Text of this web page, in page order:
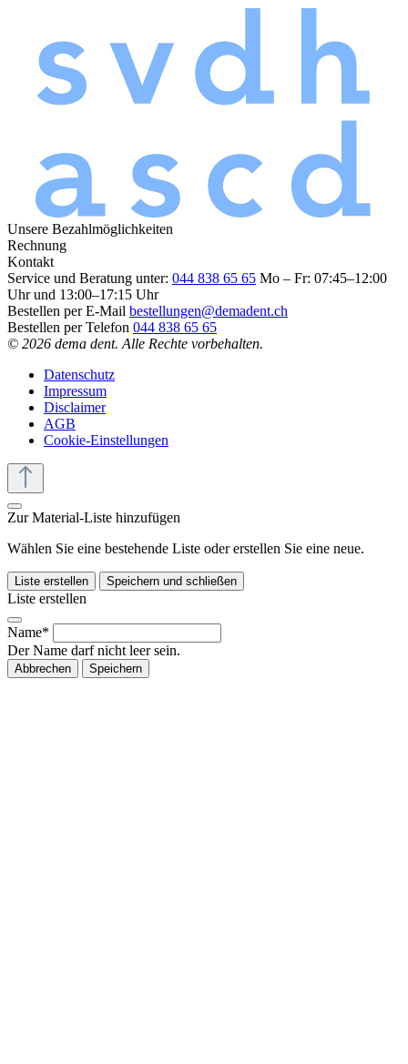
Unsere Bezahlmöglichkeiten
Rechnung
Kontakt
Service und Beratung unter: 044 838 65 65 Mo – Fr: 07:45–12:00
Uhr und 13:00–17:15 Uhr
Bestellen per E-Mail bestellungen@demadent.ch
Bestellen per Telefon 044 838 65 65
© 2026 dema dent. Alle Rechte vorbehalten.
Datenschutz
Impressum
Disclaimer
AGB
Cookie-Einstellungen
Zur Material-Liste hinzufügen
Wählen Sie eine bestehende Liste oder erstellen Sie eine neue.
Liste erstellen Speichern und schließen
Liste erstellen
Name*
Der Name darf nicht leer sein.
Abbrechen Speichern